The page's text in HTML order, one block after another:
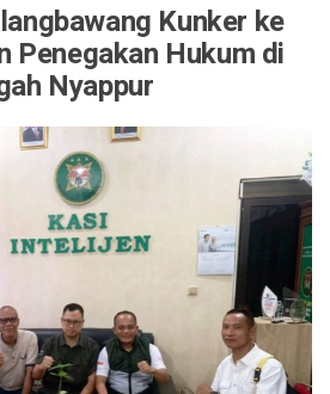
Kunker ke
Penegakan Hukum di
Nyappur